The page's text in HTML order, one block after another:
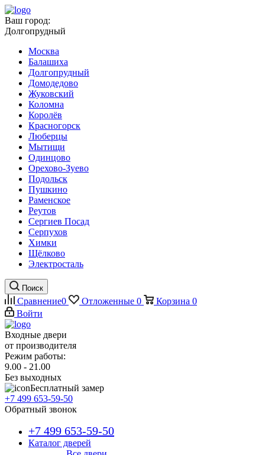
Ваш город:
Долгопрудный
Москва
Балашиха
Долгопрудный
Домодедово
Жуковский
Коломна
Королёв
Красногорск
Люберцы
Мытищи
Одинцово
Орехово-Зуево
Подольск
Пушкино
Раменское
Реутов
Сергиев Посад
Серпухов
Химки
Щёлково
Электросталь
Поиск
Сравнение0 Отложенные 0 Корзина 0
Войти
Входные двери
от производителя
Режим работы:
9.00 - 21.00
Без выходных
Бесплатный замер
+7 499 653-59-50
Обратный звонок
+7 499 653-59-50
Каталог дверей